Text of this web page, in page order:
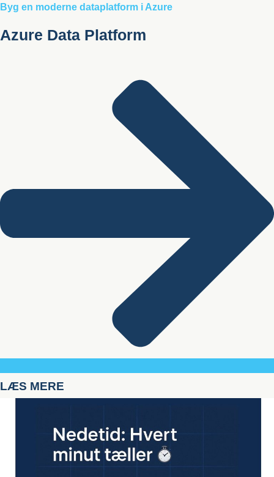
Byg en moderne dataplatform i Azure
Azure Data Platform
LÆS MERE